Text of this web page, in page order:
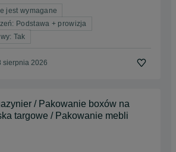
jest wymagane
Podstawa + prowizja
Tak
sierpnia 2026
/ Pakowanie boxów na
targowe / Pakowanie mebli